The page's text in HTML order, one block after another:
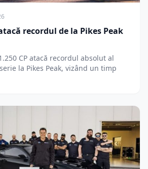
recordul de la Pikes Peak
CP atacă recordul absolut al
la Pikes Peak, vizând un timp